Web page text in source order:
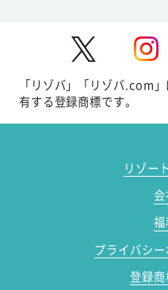
「リゾバ」「リゾバ.com
有する登録商標です。
リゾー
プライバシ
登録